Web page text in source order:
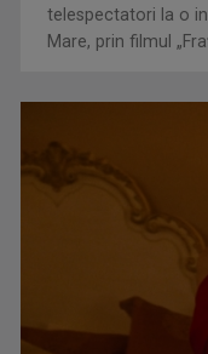
BREAKING FAKE
Prima emisiune din
IONUȚ GHEORGHE
Şi-a dorit de mic să le
telespectatori la o
Mare, prin filmul